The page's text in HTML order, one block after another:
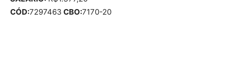
CÓD:7297463 CBO:7170-20